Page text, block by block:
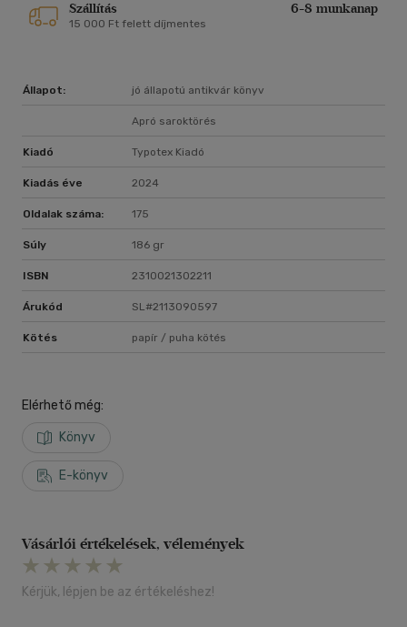
Szállítás 6-8 munkanap
15 000 Ft felett díjmentes
Állapot: jó állapotú antikvár könyv
Apró saroktörés
Kiadó Typotex Kiadó
Kiadás éve 2024
Oldalak száma: 175
Súly 186 gr
ISBN 2310021302211
Árukód SL#2113090597
Kötés papír / puha kötés
Elérhető még:
Könyv
E-könyv
Vásárlói értékelések, vélemények
Kérjük, lépjen be az értékeléshez!